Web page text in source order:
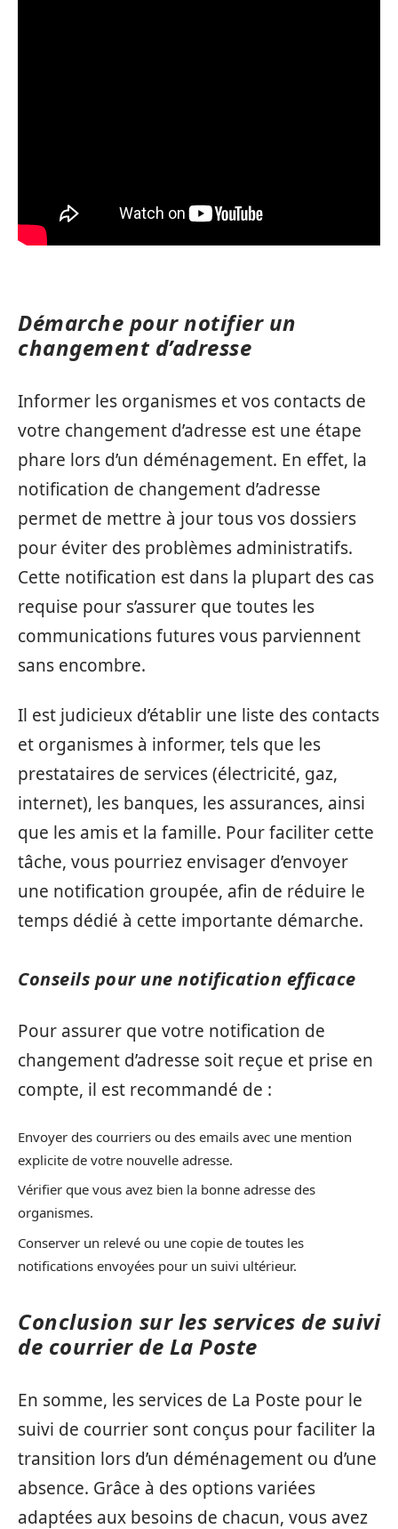
Démarche pour notifier un
changement d’adresse
Informer les organismes et vos contacts de
votre changement d’adresse est une étape
phare lors d’un déménagement. En effet, la
notification de changement d’adresse
permet de mettre à jour tous vos dossiers
pour éviter des problèmes administratifs.
Cette notification est dans la plupart des cas
requise pour s’assurer que toutes les
communications futures vous parviennent
sans encombre.
Il est judicieux d’établir une liste des contacts
et organismes à informer, tels que les
prestataires de services (électricité, gaz,
internet), les banques, les assurances, ainsi
que les amis et la famille. Pour faciliter cette
tâche, vous pourriez envisager d’envoyer
une notification groupée, afin de réduire le
temps dédié à cette importante démarche.
Conseils pour une notification efficace
Pour assurer que votre notification de
changement d’adresse soit reçue et prise en
compte, il est recommandé de :
Envoyer des courriers ou des emails avec une mention
explicite de votre nouvelle adresse.
Vérifier que vous avez bien la bonne adresse des
organismes.
Conserver un relevé ou une copie de toutes les
notifications envoyées pour un suivi ultérieur.
Conclusion sur les services de suivi
de courrier de La Poste
En somme, les services de La Poste pour le
suivi de courrier sont conçus pour faciliter la
transition lors d’un déménagement ou d’une
absence. Grâce à des options variées
adaptées aux besoins de chacun, vous avez